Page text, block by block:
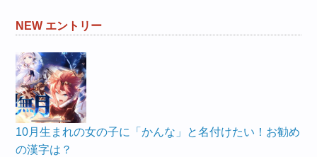
NEW エントリー
10月生まれの女の子に「かんな」と名付けたい！お勧め
の漢字は？